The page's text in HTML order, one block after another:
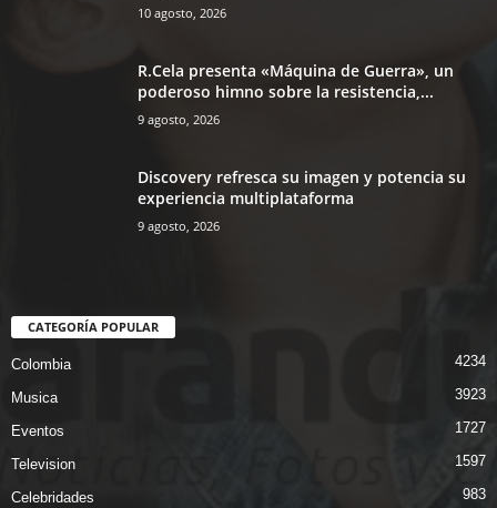
10 agosto, 2026
R.Cela presenta «Máquina de Guerra», un
poderoso himno sobre la resistencia,...
9 agosto, 2026
Discovery refresca su imagen y potencia su
experiencia multiplataforma
9 agosto, 2026
CATEGORÍA POPULAR
Colombia 4234
Musica 3923
Eventos 1727
Television 1597
Celebridades 983